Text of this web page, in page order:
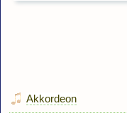
Akkordeon